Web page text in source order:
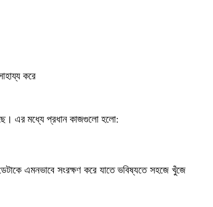
করে
এর মধ্যে প্রধান কাজগুলো হলো:
এমনভাবে সংরক্ষণ করে যাতে ভবিষ্যতে সহজে খুঁজে